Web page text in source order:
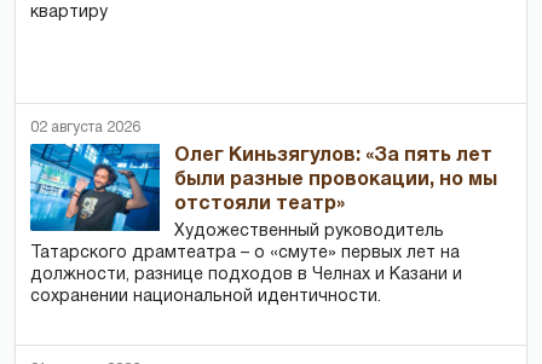
квартиру
02 августа 2026
Олег Киньзягулов: «За пять лет
были разные провокации, но мы
отстояли театр»
Художественный руководитель
Татарского драмтеатра – о «смуте» первых лет на
должности, разнице подходов в Челнах и Казани и
сохранении национальной идентичности.